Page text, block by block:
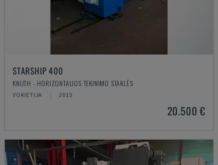
STARSHIP 400
KNUTH - HORIZONTALIOS TEKINIMO STAKLĖS
VOKIETIJA 2015
20.500 €